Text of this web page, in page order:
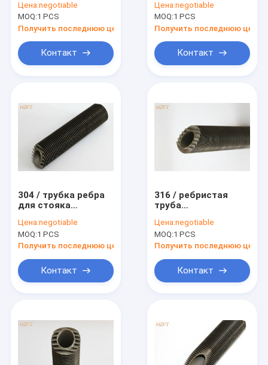
стали для
охладителя
газообразного
отхода в заводах
спасения жары
Цена:negotiable
MOQ:1 PCS
Получить последнюю цену
Контакт
теплообменного
аппарата в трудной
высоте ребра
окрестностей
6.5MM
Цена:negotiable
MOQ:1 PCS
Получить последнюю цену
Контакт
304 / трубка ребра
для стояка
охлаждения, трубка
нержавеющей
стали лазера 304L
Цена:negotiable
MOQ:1 PCS
Получить последнюю цену
Контакт
316 / ребристая
труба
стали ребра лазера
316L для
конденсируя стены
Цена:negotiable
MOQ:1 PCS
Получить последнюю цену
Контакт